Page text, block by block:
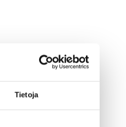
Tietoja
30-vuotiasta nuorta